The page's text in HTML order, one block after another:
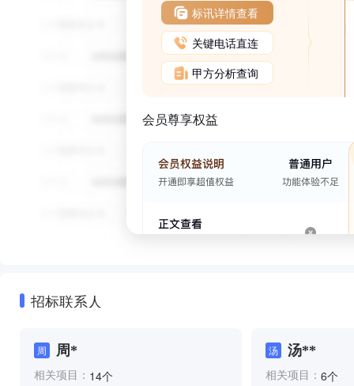
标讯详情查看
关键电话直连
甲方分析查询
会员尊享权益
招标联系人
周 周*
相关项目： 14个
汤 汤**
相关项目： 6个